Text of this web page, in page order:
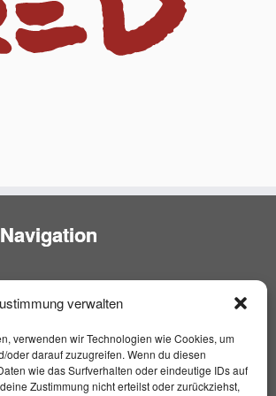
verwalten
verwenden wir Technologien wie Cookies, um
darauf zuzugreifen. Wenn du diesen
wie das Surfverhalten oder eindeutige IDs auf
Zustimmung nicht erteilst oder zurückziehst,
Navigation